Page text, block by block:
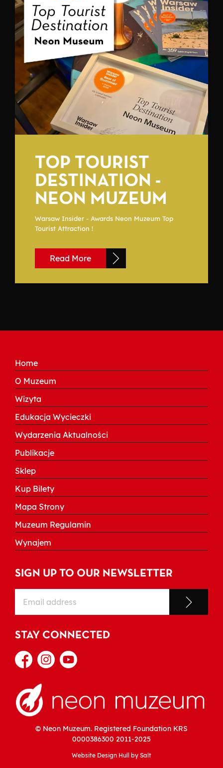
TOP TOURIST
DESTINATION -
NEON MUZEUM
Warsaw Insider - Awards Neon Muzeum Top
Tourist Attraction !
Read More
Home
O Muzeum
Wizyta
Edukacja Wycieczki
Wydarzenia Aktualności
Publikacje
Sklep
Kup Bilety
Mapa Strony
Muzeum Regulamin
Wynajem
SIGN UP TO OUR NEWSLETTER
STAY CONNECTED
© Neon Muzeum. Registered Foundation KRS
0000386300 2011-2025
Website Design Hull by Salt